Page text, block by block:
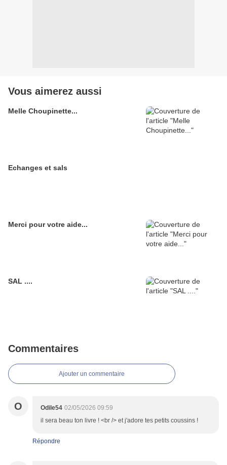
Vous aimerez aussi
Melle Choupinette...
Echanges et sals
Merci pour votre aide...
SAL ....
Commentaires
Ajouter un commentaire
O Odile54 02/05/2026 09:59
il sera beau ton livre ! <br /> et j'adore tes petits coussins !
Répondre